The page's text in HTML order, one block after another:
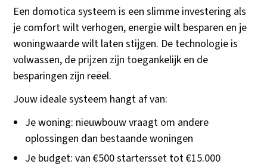
Een domotica systeem is een slimme investering als
je comfort wilt verhogen, energie wilt besparen en je
woningwaarde wilt laten stijgen. De technologie is
volwassen, de prijzen zijn toegankelijk en de
besparingen zijn reëel.
Jouw ideale systeem hangt af van:
Je woning: nieuwbouw vraagt om andere
oplossingen dan bestaande woningen
Je budget: van €500 startersset tot €15.000